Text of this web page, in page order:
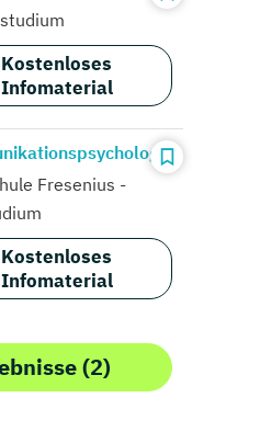
Kostenloses
Infomaterial
Fresenius -
Kostenloses
Infomaterial
(2)